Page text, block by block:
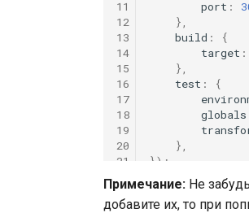
11
12
13
14
15
16
17
18
19
20
21
port :
},
build :
{
target :
},
test :
{
globals
},
});
Примечание: Не
добавите их, то при